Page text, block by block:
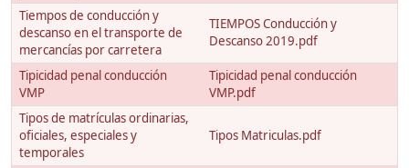
Tiempos de conducción y
descanso en el transporte de
mercancías por carretera
TIEMPOS Conducción y
Descanso 2019.pdf
Tipicidad penal conducción
VMP
Tipicidad penal conducción
VMP.pdf
Tipos de matrículas ordinarias,
oficiales, especiales y
temporales
Tipos Matriculas.pdf